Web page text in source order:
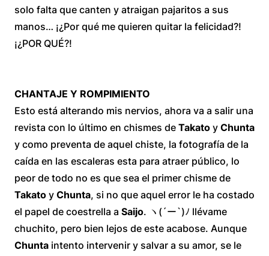
solo falta que canten y atraigan pajaritos a sus
manos… ¡¿Por qué me quieren quitar la felicidad?!
¡¿POR QUÉ?!
CHANTAJE Y ROMPIMIENTO
Esto está alterando mis nervios, ahora va a salir una
revista con lo último en chismes de Takato y Chunta
y como preventa de aquel chiste, la fotografía de la
caída en las escaleras esta para atraer público, lo
peor de todo no es que sea el primer chisme de
Takato y Chunta, si no que aquel error le ha costado
el papel de coestrella a Saijo. ヽ(´ー`)ﾉ llévame
chuchito, pero bien lejos de este acabose. Aunque
Chunta intento intervenir y salvar a su amor, se le